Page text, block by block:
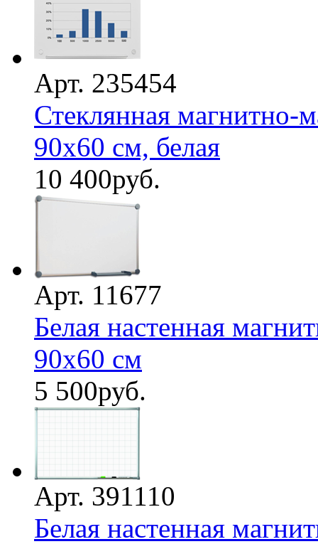
Арт. 235454
Стеклянная магнитно-
90х60 см, белая
10 400руб.
Арт. 11677
Белая настенная
90х60 см
5 500руб.
Арт. 391110
Белая настенная